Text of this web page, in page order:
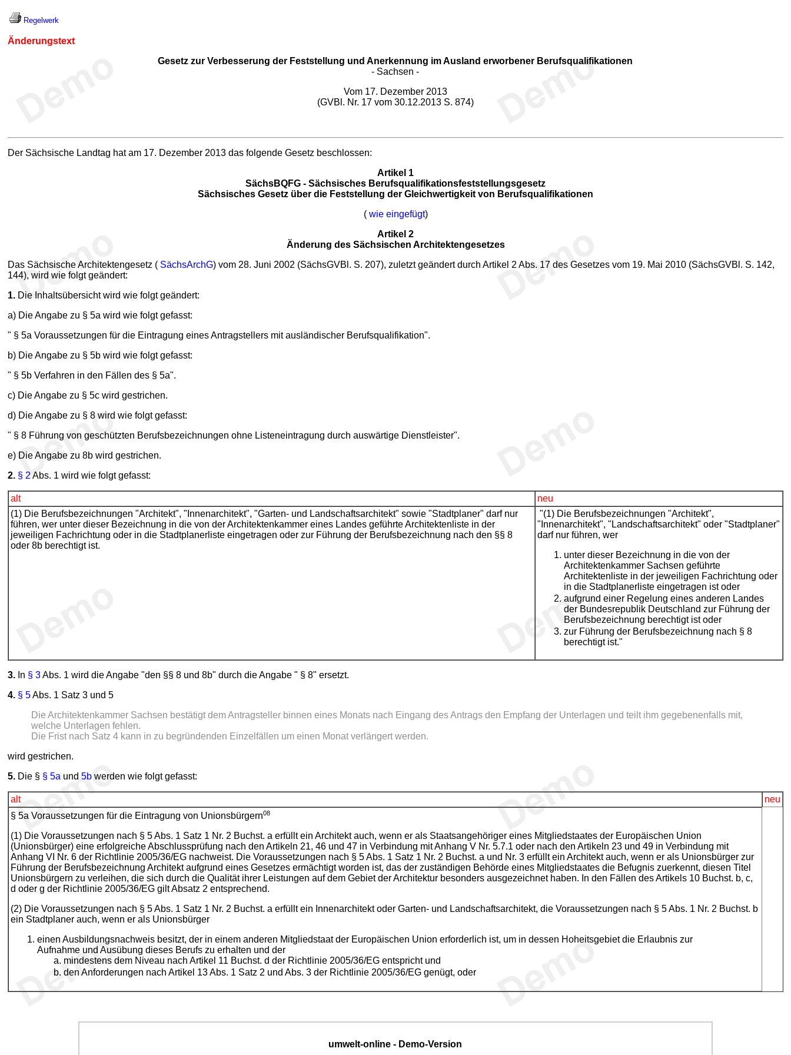
Regelwerk
Änderungstext
Gesetz zur Verbesserung der Feststellung und Anerkennung im Ausland erworbener Berufsqualifikationen
- Sachsen -
Vom 17. Dezember 2013
(GVBl. Nr. 17 vom 30.12.2013 S. 874)
Der Sächsische Landtag hat am 17. Dezember 2013 das folgende Gesetz beschlossen:
Artikel 1
SächsBQFG - Sächsisches Berufsqualifikationsfeststellungsgesetz
Sächsisches Gesetz über die Feststellung der Gleichwertigkeit von Berufsqualifikationen
( wie eingefügt)
Artikel 2
Änderung des Sächsischen Architektengesetzes
Das Sächsische Architektengesetz ( SächsArchG) vom 28. Juni 2002 (SächsGVBl. S. 207), zuletzt geändert durch Artikel 2 Abs. 17 des Gesetzes vom 19. Mai 2010 (SächsGVBl. S. 142,
144), wird wie folgt geändert:
1. Die Inhaltsübersicht wird wie folgt geändert:
a) Die Angabe zu § 5a wird wie folgt gefasst:
" § 5a Voraussetzungen für die Eintragung eines Antragstellers mit ausländischer Berufsqualifikation".
b) Die Angabe zu § 5b wird wie folgt gefasst:
" § 5b Verfahren in den Fällen des § 5a".
c) Die Angabe zu § 5c wird gestrichen.
d) Die Angabe zu § 8 wird wie folgt gefasst:
" § 8 Führung von geschützten Berufsbezeichnungen ohne Listeneintragung durch auswärtige Dienstleister".
e) Die Angabe zu 8b wird gestrichen.
2. § 2 Abs. 1 wird wie folgt gefasst:
alt
neu
(1) Die Berufsbezeichnungen "Architekt", "Innenarchitekt", "Garten- und Landschaftsarchitekt" sowie "Stadtplaner" darf nur
führen, wer unter dieser Bezeichnung in die von der Architektenkammer eines Landes geführte Architektenliste in der
jeweiligen Fachrichtung oder in die Stadtplanerliste eingetragen oder zur Führung der Berufsbezeichnung nach den §§ 8
oder 8b berechtigt ist.
"(1) Die Berufsbezeichnungen "Architekt",
"Innenarchitekt", "Landschaftsarchitekt" oder "Stadtplaner"
darf nur führen, wer
unter dieser Bezeichnung in die von der
Architektenkammer Sachsen geführte
Architektenliste in der jeweiligen Fachrichtung oder
in die Stadtplanerliste eingetragen ist oder
aufgrund einer Regelung eines anderen Landes
der Bundesrepublik Deutschland zur Führung der
Berufsbezeichnung berechtigt ist oder
zur Führung der Berufsbezeichnung nach § 8
berechtigt ist."
3. In § 3Abs. 1 wird die Angabe "den §§ 8 und 8b" durch die Angabe " § 8" ersetzt.
4. § 5Abs. 1 Satz 3 und 5
Die Architektenkammer Sachsen bestätigt dem Antragsteller binnen eines Monats nach Eingang des Antrags den Empfang der Unterlagen und teilt ihm gegebenenfalls mit,
welche Unterlagen fehlen.
Die Frist nach Satz 4 kann in zu begründenden Einzelfällen um einen Monat verlängert werden.
wird gestrichen.
5. Die § § 5a und 5b werden wie folgt gefasst:
alt
neu
§ 5a Voraussetzungen für die Eintragung von Unionsbürgern08
(1) Die Voraussetzungen nach § 5 Abs. 1 Satz 1 Nr. 2 Buchst. a erfüllt ein Architekt auch, wenn er als Staatsangehöriger eines Mitgliedstaates der Europäischen Union
(Unionsbürger) eine erfolgreiche Abschlussprüfung nach den Artikeln 21, 46 und 47 in Verbindung mit Anhang V Nr. 5.7.1 oder nach den Artikeln 23 und 49 in Verbindung mit
Anhang VI Nr. 6 der Richtlinie 2005/36/EG nachweist. Die Voraussetzungen nach § 5 Abs. 1 Satz 1 Nr. 2 Buchst. a und Nr. 3 erfüllt ein Architekt auch, wenn er als Unionsbürger zur
Führung der Berufsbezeichnung Architekt aufgrund eines Gesetzes ermächtigt worden ist, das der zuständigen Behörde eines Mitgliedstaates die Befugnis zuerkennt, diesen Titel
Unionsbürgern zu verleihen, die sich durch die Qualität ihrer Leistungen auf dem Gebiet der Architektur besonders ausgezeichnet haben. In den Fällen des Artikels 10 Buchst. b, c,
d oder g der Richtlinie 2005/36/EG gilt Absatz 2 entsprechend.
(2) Die Voraussetzungen nach § 5 Abs. 1 Satz 1 Nr. 2 Buchst. a erfüllt ein Innenarchitekt oder Garten- und Landschaftsarchitekt, die Voraussetzungen nach § 5 Abs. 1 Nr. 2 Buchst. b
ein Stadtplaner auch, wenn er als Unionsbürger
einen Ausbildungsnachweis besitzt, der in einem anderen Mitgliedstaat der Europäischen Union erforderlich ist, um in dessen Hoheitsgebiet die Erlaubnis zur
Aufnahme und Ausübung dieses Berufs zu erhalten und der
mindestens dem Niveau nach Artikel 11 Buchst. d der Richtlinie 2005/36/EG entspricht und
den Anforderungen nach Artikel 13 Abs. 1 Satz 2 und Abs. 3 der Richtlinie 2005/36/EG genügt, oder
umwelt-online - Demo-Version